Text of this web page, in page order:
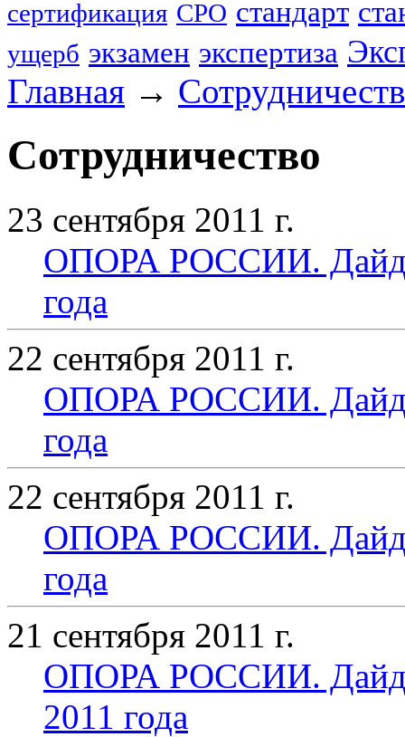
сертификация СРО стандарт
ущерб экзамен экспертиза
Главная →
Сотрудничество
23 сентября 2011 г.
ОПОРА РОССИИ.
года
22 сентября 2011 г.
ОПОРА РОССИИ.
года
22 сентября 2011 г.
ОПОРА РОССИИ.
года
21 сентября 2011 г.
ОПОРА РОССИИ.
2011 года